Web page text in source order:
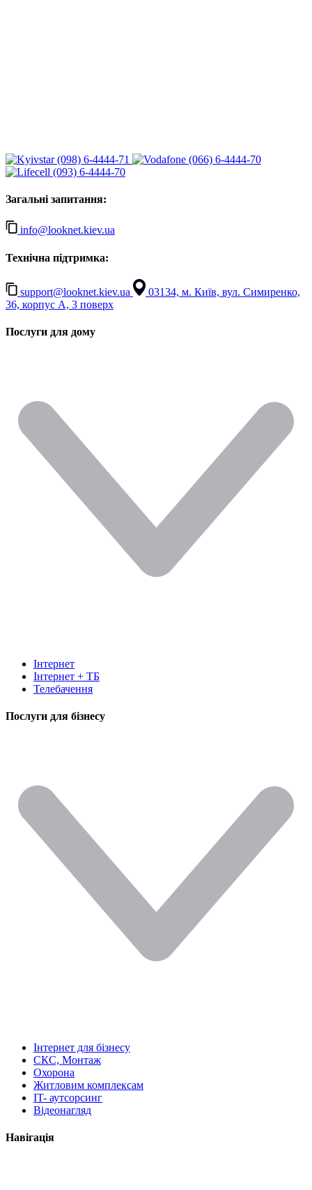
(098) 6-4444-71
(066) 6-4444-70
(093) 6-4444-70
Загальні запитання:
info@looknet.kiev.ua
Технічна підтримка:
support@looknet.kiev.ua
03134, м. Київ, вул. Симиренко,
36, корпус А, 3 поверх
Послуги для дому
Інтернет
Інтернет + ТБ
Телебачення
Послуги для бізнесу
Інтернет для бізнесу
СКС, Монтаж
Охорона
Житловим комплексам
IT- аутсорсинг
Відеонагляд
Навігація